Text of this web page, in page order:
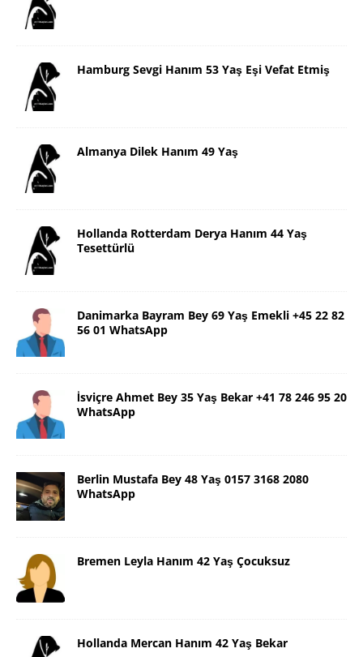
Hamburg Sevgi Hanım 53 Yaş Eşi Vefat Etmiş
Almanya Dilek Hanım 49 Yaş
Hollanda Rotterdam Derya Hanım 44 Yaş
Tesettürlü
Danimarka Bayram Bey 69 Yaş Emekli +45 22 82
56 01 WhatsApp
İsviçre Ahmet Bey 35 Yaş Bekar +41 78 246 95 20
WhatsApp
Berlin Mustafa Bey 48 Yaş 0157 3168 2080
WhatsApp
Bremen Leyla Hanım 42 Yaş Çocuksuz
Hollanda Mercan Hanım 42 Yaş Bekar